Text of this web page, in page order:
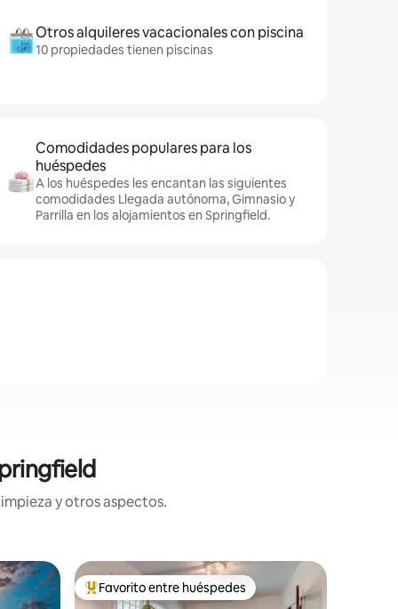
Otros alquileres vacacionales con piscina
10 propiedades tienen piscinas
Comodidades populares para los
huéspedes
A los huéspedes les encantan las siguientes
comodidades Llegada autónoma, Gimnasio y
Parrilla en los alojamientos en Springfield.
y otros aspectos.
Favorito entre huéspedes preferido
Favorito entre huéspedes